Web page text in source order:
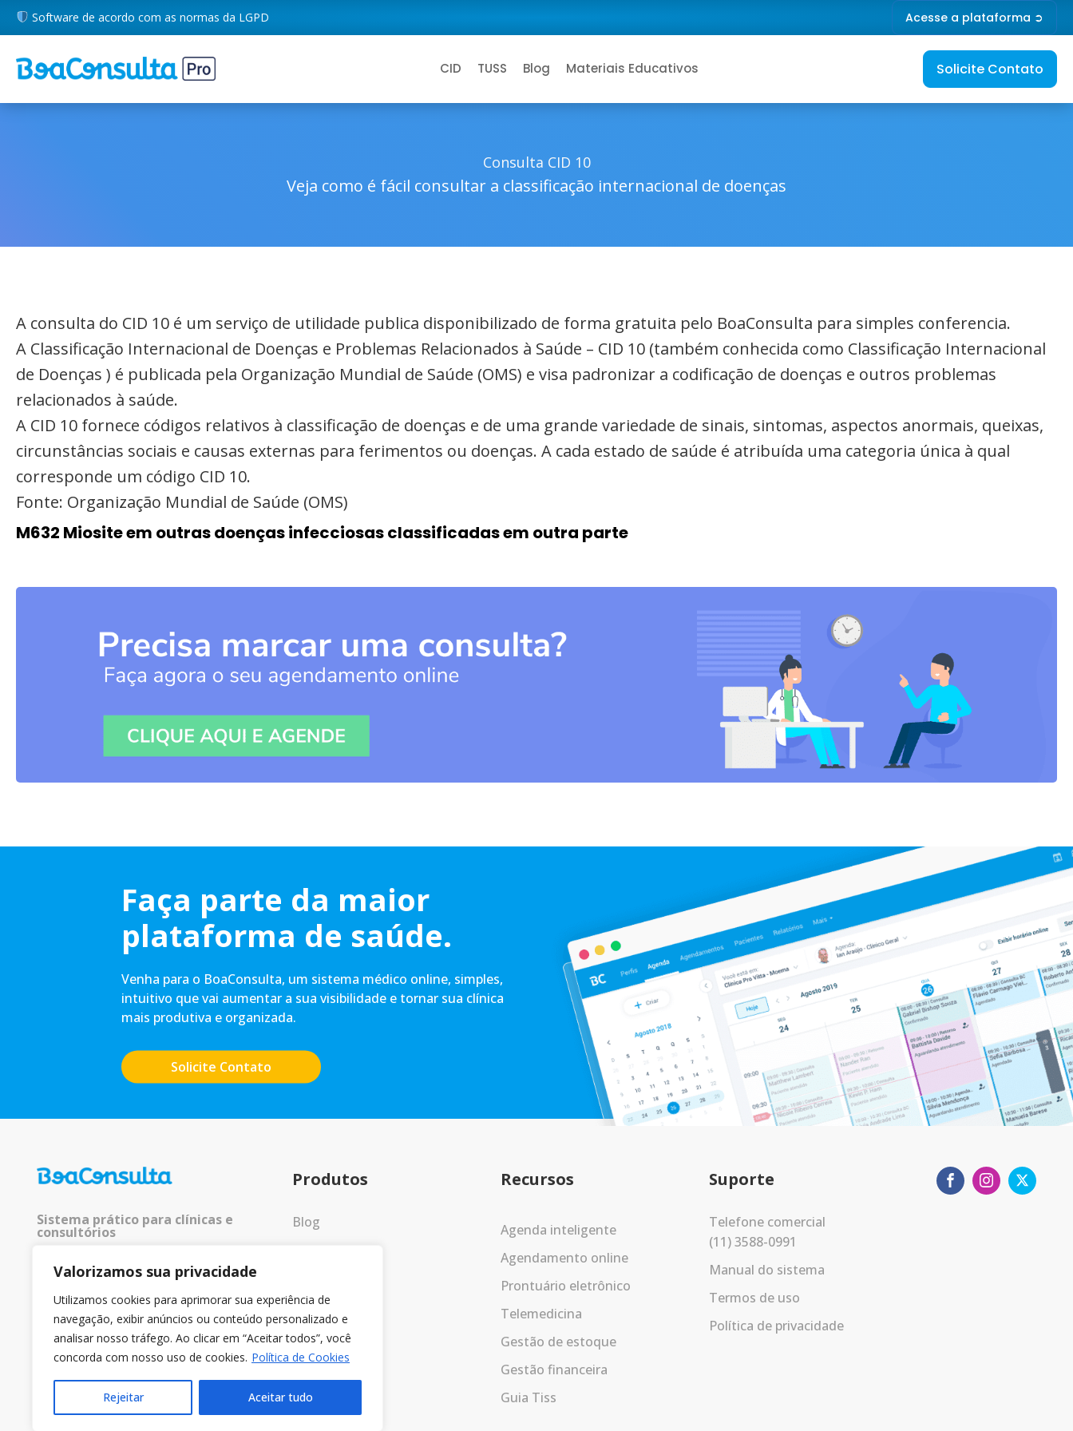
Valorizamos sua privacidade
Utilizamos cookies para aprimorar sua experiência de
navegação, exibir anúncios ou conteúdo personalizado e
analisar nosso tráfego. Ao clicar em “Aceitar todos”, você
concorda com nosso uso de cookies. Política de Cookies
Rejeitar Aceitar tudo
Software de acordo com as normas da LGPD Acesse a plataforma ➲
CID TUSS Blog Materiais Educativos Solicite Contato
Consulta CID 10
Veja como é fácil consultar a classificação internacional de doenças
A consulta do CID 10 é um serviço de utilidade publica disponibilizado de forma gratuita pelo BoaConsulta para simples conferencia.
A Classificação Internacional de Doenças e Problemas Relacionados à Saúde – CID 10 (também conhecida como Classificação Internacional
de Doenças ) é publicada pela Organização Mundial de Saúde (OMS) e visa padronizar a codificação de doenças e outros problemas
relacionados à saúde.
A CID 10 fornece códigos relativos à classificação de doenças e de uma grande variedade de sinais, sintomas, aspectos anormais, queixas,
circunstâncias sociais e causas externas para ferimentos ou doenças. A cada estado de saúde é atribuída uma categoria única à qual
corresponde um código CID 10.
Fonte: Organização Mundial de Saúde (OMS)
M632 Miosite em outras doenças infecciosas classificadas em outra parte
Faça parte da maior
plataforma de saúde.
Venha para o BoaConsulta, um sistema médico online, simples,
intuitivo que vai aumentar a sua visibilidade e tornar sua clínica
mais produtiva e organizada.
Solicite Contato
Sistema prático para clínicas e
consultórios
© 2025 Todos os direitos
Produtos
Blog
Recursos
Agenda inteligente
Agendamento online
Prontuário eletrônico
Telemedicina
Gestão de estoque
Gestão financeira
Guia Tiss
Suporte
Telefone comercial
(11) 3588-0991
Manual do sistema
Termos de uso
Política de privacidade